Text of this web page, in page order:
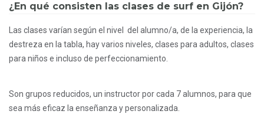
¿En qué consisten las clases de surf en Gijón?
Las clases varían según el nivel del alumno/a, de la experiencia, la
destreza en la tabla, hay varios niveles, clases para adultos, clases
para niños e incluso de perfeccionamiento.
Son grupos reducidos, un instructor por cada 7 alumnos, para que
sea más eficaz la enseñanza y personalizada.